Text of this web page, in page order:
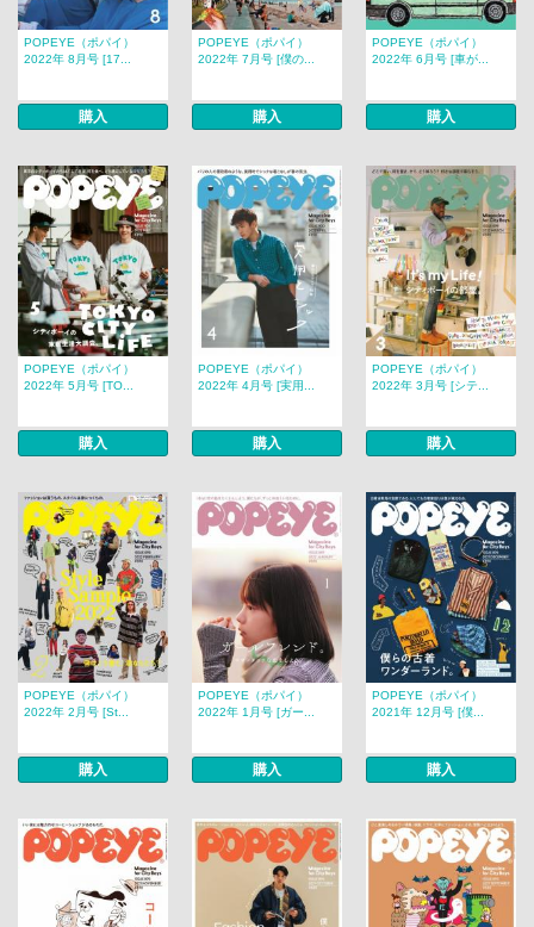
POPEYE（ポパイ）
2022年 8月号 [17...
購入
POPEYE（ポパイ）
2022年 7月号 [僕の...
購入
POPEYE（ポパイ）
2022年 6月号 [車が...
購入
POPEYE（ポパイ）
2022年 5月号 [TO...
購入
POPEYE（ポパイ）
2022年 4月号 [実用...
購入
POPEYE（ポパイ）
2022年 3月号 [シテ...
購入
POPEYE（ポパイ）
2022年 2月号 [St...
購入
POPEYE（ポパイ）
2022年 1月号 [ガー...
購入
POPEYE（ポパイ）
2021年 12月号 [僕...
購入